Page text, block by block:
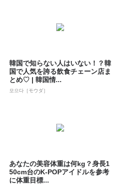
韓国で知らない人はいない！？韓
国で人気を誇る飲食チェーン店ま
とめ♡ | 韓国情...
모으다［モウダ］
あなたの美容体重は何kg？身長1
50cm台のK-POPアイドルを参考
に体重目標...